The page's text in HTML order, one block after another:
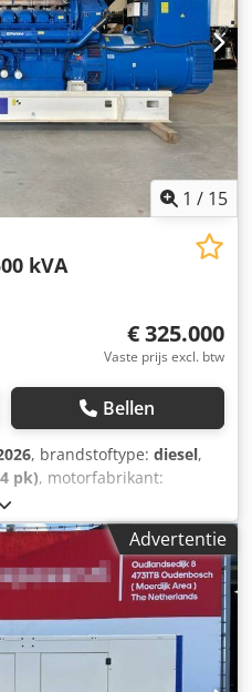
1 / 15
kVA
€ 325.000
Vaste prijs excl. btw
Bellen
, brandstoftype: diesel,
pk), motorfabrikant:
Bouw
13.380 kg
Laadruimtematen: 604 x
Productieland: China Neem
meer informatie. = Verdere
- Bedieningspaneel
Advertentie